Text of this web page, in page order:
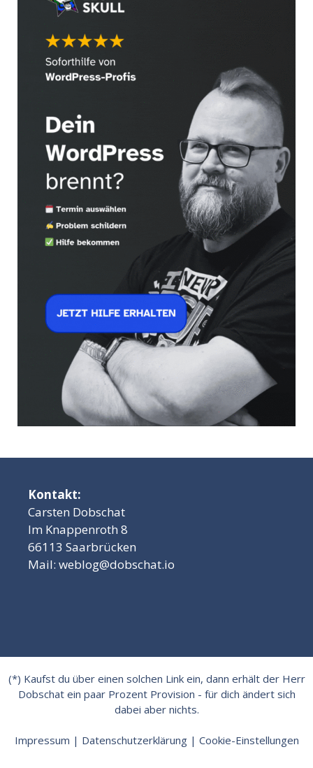
Kontakt:
Carsten Dobschat
Im Knappenroth 8
66113 Saarbrücken
Mail: weblog@dobschat.io
(*) Kaufst du über einen solchen Link ein, dann erhält der Herr
Dobschat ein paar Prozent Provision - für dich ändert sich
dabei aber nichts.
Impressum | Datenschutzerklärung| Cookie-Einstellungen